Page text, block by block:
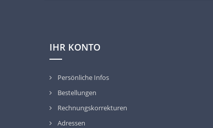
IHR KONTO
Persönliche Infos
Bestellungen
Rechnungskorrekturen
Adressen